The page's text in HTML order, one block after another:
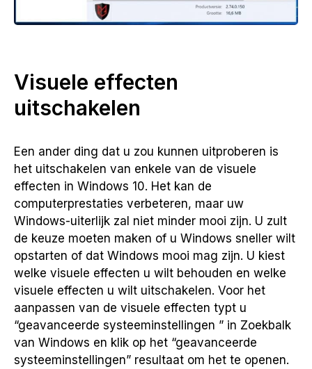
Visuele effecten
uitschakelen
Een ander ding dat u zou kunnen uitproberen is
het uitschakelen van enkele van de visuele
effecten in Windows 10. Het kan de
computerprestaties verbeteren, maar uw
Windows-uiterlijk zal niet minder mooi zijn. U zult
de keuze moeten maken of u Windows sneller wilt
opstarten of dat Windows mooi mag zijn. U kiest
welke visuele effecten u wilt behouden en welke
visuele effecten u wilt uitschakelen. Voor het
aanpassen van de visuele effecten typt u
“geavanceerde systeeminstellingen ” in Zoekbalk
van Windows en klik op het “geavanceerde
systeeminstellingen” resultaat om het te openen.